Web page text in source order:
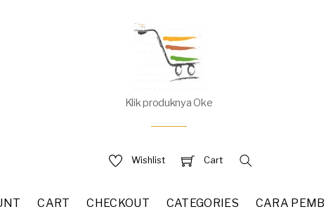
Klik produknya Oke
Wishlist Cart
CART CHECKOUT CATEGORIES CARA